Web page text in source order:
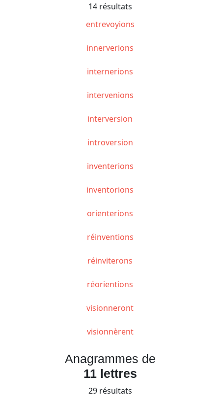
14 résultats
entrevoyions
innerverions
internerions
intervenions
interversion
introversion
inventerions
inventorions
orienterions
réinventions
réinviterons
réorientions
visionneront
visionnèrent
Anagrammes de
11 lettres
29 résultats